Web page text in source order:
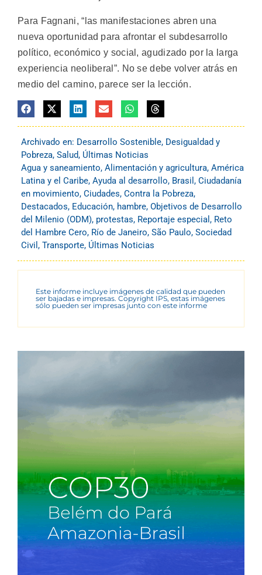
Para Fagnani, “las manifestaciones abren una
nueva oportunidad para afrontar el subdesarrollo
político, económico y social, agudizado por la larga
experiencia neoliberal”. No se debe volver atrás en
medio del camino, parece ser la lección.
Archivado en: Desarrollo Sostenible, Desigualdad y
Pobreza, Salud, Últimas Noticias
Agua y saneamiento, Alimentación y agricultura, América
Latina y el Caribe, Ayuda al desarrollo, Brasil , Ciudadanía
en movimiento, Ciudades, Contra la Pobreza,
Destacados, Educación, hambre, Objetivos de Desarrollo
del Milenio (ODM), protestas, Reportaje especial , Reto
del Hambre Cero, Río de Janeiro, São Paulo, Sociedad
Civil , Transporte, Últimas Noticias
Este informe incluye imágenes de calidad que pueden
ser bajadas e impresas. Copyright IPS, estas imágenes
sólo pueden ser impresas junto con este informe